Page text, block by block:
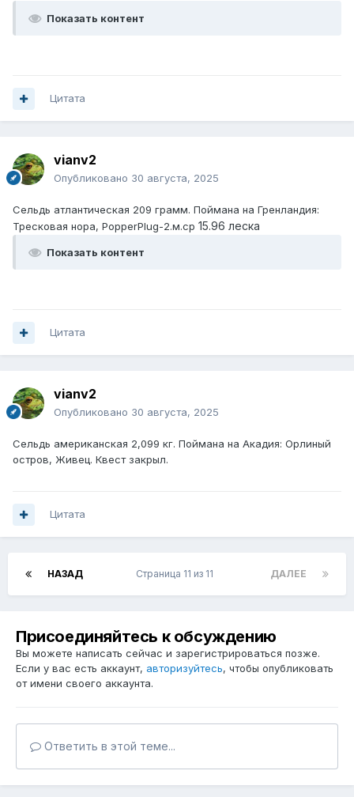
Показать контент
Цитата
vianv2
Опубликовано 30 августа, 2025
Сельдь атлантическая 209 грамм. Поймана на Гренландия:
Тресковая нора, PopperPlug-2.м.ср 15.96 леска
Показать контент
Цитата
vianv2
Опубликовано 30 августа, 2025
Сельдь американская 2,099 кг. Поймана на Акадия: Орлиный
остров, Живец. Квест закрыл.
Цитата
НАЗАД ДАЛЕЕ
Страница 11 из 11
Присоединяйтесь к обсуждению
Вы можете написать сейчас и зарегистрироваться позже.
Если у вас есть аккаунт, авторизуйтесь, чтобы опубликовать
от имени своего аккаунта.
Ответить в этой теме...